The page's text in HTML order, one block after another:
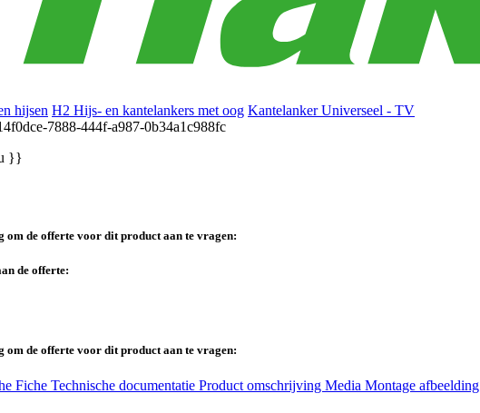
hijsen H2 Hijs- en kantelankers met oog Kantelanker Universeel - TV
}}
om de offerte voor dit product aan te vragen:
de offerte:
om de offerte voor dit product aan te vragen:
Fiche Technische documentatie Product omschrijving Media Montage afbeelding